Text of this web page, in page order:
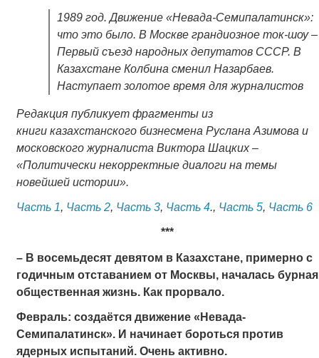
1989 год. Движение «Невада-Семипалатинск»:
что это было. В Москве грандиозное ток-шоу –
Первый съезд народных депутатов СССР. В
Казахстане Колбина сменил Назарбаев.
Наступает золотое время для журналистов
Редакция публикует фрагменты из
книги казахстанского бизнесмена Руслана Азимова и
московского журналиста Виктора Шацких –
«Политически некорректные диалоги на темы
новейшей истории».
Часть 1, Часть 2, Часть 3, Часть 4., Часть 5, Часть 6
***
­– В восемьдесят девятом в Казахстане, примерно с
годичным отставанием от Москвы, началась бурная
общественная жизнь. Как прорвало.
Февраль: создаётся движение «Невада-
Семипалатинск». И начинает бороться против
ядерных испытаний. Очень активно.